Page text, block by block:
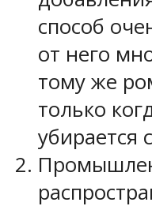
способ
от него
тому же
только
убирается